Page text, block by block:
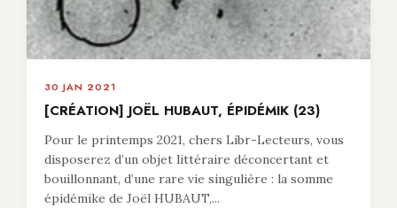
30 JAN 2021
[CRÉATION] JOËL HUBAUT, ÉPIDÉMIK (23)
Pour le printemps 2021, chers Libr-Lecteurs, vous
disposerez d’un objet littéraire déconcertant et
bouillonnant, d’une rare vie singulière : la somme
épidémike de Joël HUBAUT,...